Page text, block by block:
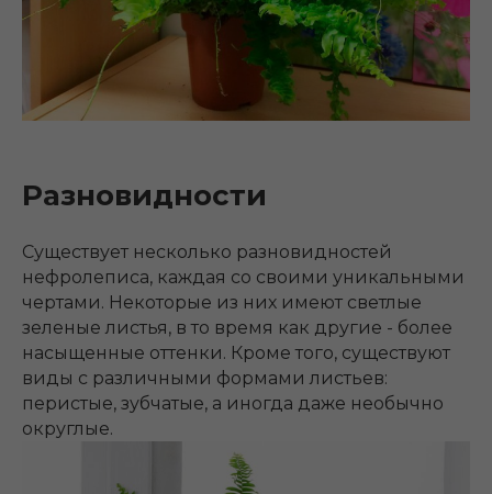
Разновидности
Существует несколько разновидностей
нефролеписа, каждая со своими уникальными
чертами. Некоторые из них имеют светлые
зеленые листья, в то время как другие - более
насыщенные оттенки. Кроме того, существуют
виды с различными формами листьев:
перистые, зубчатые, а иногда даже необычно
округлые.